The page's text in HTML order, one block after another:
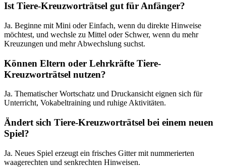
Ist Tiere-Kreuzworträtsel gut für Anfänger?
Ja. Beginne mit Mini oder Einfach, wenn du direkte Hinweise
möchtest, und wechsle zu Mittel oder Schwer, wenn du mehr
Kreuzungen und mehr Abwechslung suchst.
Können Eltern oder Lehrkräfte Tiere-
Kreuzworträtsel nutzen?
Ja. Thematischer Wortschatz und Druckansicht eignen sich für
Unterricht, Vokabeltraining und ruhige Aktivitäten.
Ändert sich Tiere-Kreuzworträtsel bei einem neuen
Spiel?
Ja. Neues Spiel erzeugt ein frisches Gitter mit nummerierten
waagerechten und senkrechten Hinweisen.